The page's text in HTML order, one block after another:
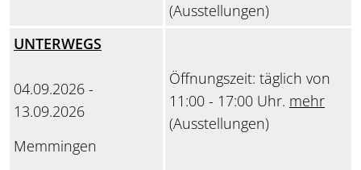
(Ausstellungen)
UNTERWEGS
04.09.2026 -
13.09.2026
Memmingen
Öffnungszeit: täglich von
11:00 - 17:00 Uhr. mehr
(Ausstellungen)